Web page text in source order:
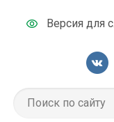
Версия для